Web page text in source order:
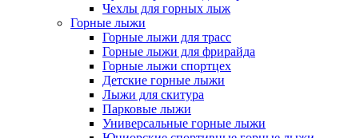
Чехлы для горных лыж
Горные лыжи
Горные лыжи для трасс
Горные лыжи для фрирайда
Горные лыжи спортцех
Детские горные лыжи
Лыжи для скитура
Парковые лыжи
Универсальные горные лыжи